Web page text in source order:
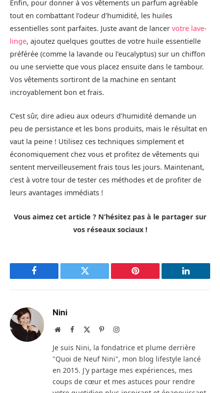
Enfin, pour donner à vos vêtements un parfum agréable
tout en combattant l’odeur d’humidité, les huiles
essentielles sont parfaites. Juste avant de lancer votre lave-
linge, ajoutez quelques gouttes de votre huile essentielle
préférée (comme la lavande ou l’eucalyptus) sur un chiffon
ou une serviette que vous placez ensuite dans le tambour.
Vos vêtements sortiront de la machine en sentant
incroyablement bon et frais.
C’est sûr, dire adieu aux odeurs d’humidité demande un
peu de persistance et les bons produits, mais le résultat en
vaut la peine ! Utilisez ces techniques simplement et
économiquement chez vous et profitez de vêtements qui
sentent merveilleusement frais tous les jours. Maintenant,
c’est à votre tour de tester ces méthodes et de profiter de
leurs avantages immédiats !
Vous aimez cet article ? N’hésitez pas à le partager sur
vos réseaux sociaux !
Facebook Twitter Pinterest LinkedIn
Nini
Site Facebook PinterestInstagram
Je suis Nini, la fondatrice et plume derrière
"Quoi de Neuf Nini", mon blog lifestyle lancé
en 2015. J'y partage mes expériences, mes
coups de cœur et mes astuces pour rendre